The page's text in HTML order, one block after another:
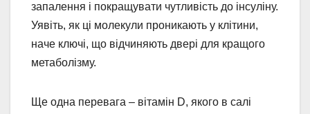
запалення і покращувати чутливість до інсуліну.
Уявіть, як ці молекули проникають у клітини,
наче ключі, що відчиняють двері для кращого
метаболізму.
Ще одна перевага – вітамін D, якого в салі